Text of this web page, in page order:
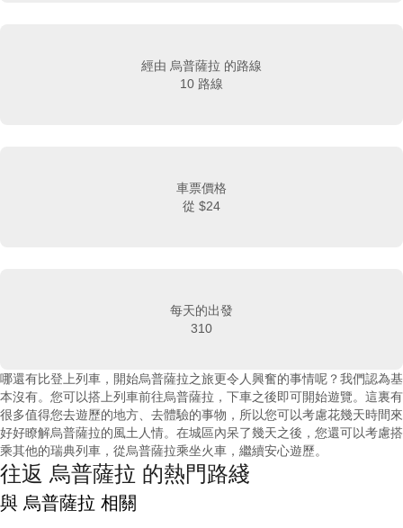
經由 烏普薩拉 的路線
10 路線
車票價格
從 $24
每天的出發
310
哪還有比登上列車，開始烏普薩拉之旅更令人興奮的事情呢？我們認為基
本沒有。您可以搭上列車前往烏普薩拉，下車之後即可開始遊覽。這裏有
很多值得您去遊歷的地方、去體驗的事物，所以您可以考慮花幾天時間來
好好瞭解烏普薩拉的風土人情。在城區內呆了幾天之後，您還可以考慮搭
乘其他的瑞典列車，從烏普薩拉乘坐火車，繼續安心遊歷。
往返 烏普薩拉 的熱門路綫
與 烏普薩拉 相關